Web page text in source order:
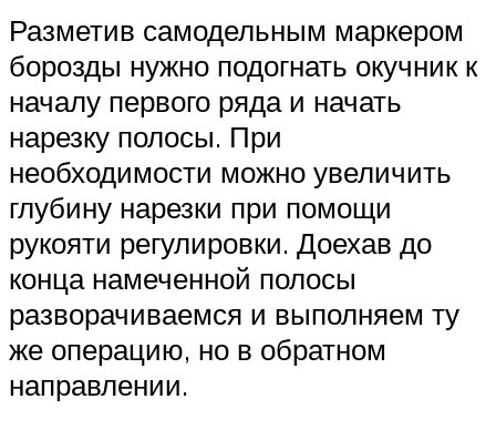
Разметив самодельным маркером
борозды нужно подогнать окучник к
началу первого ряда и начать
нарезку полосы. При
необходимости можно увеличить
глубину нарезки при помощи
рукояти регулировки. Доехав до
конца намеченной полосы
разворачиваемся и выполняем ту
же операцию, но в обратном
направлении.